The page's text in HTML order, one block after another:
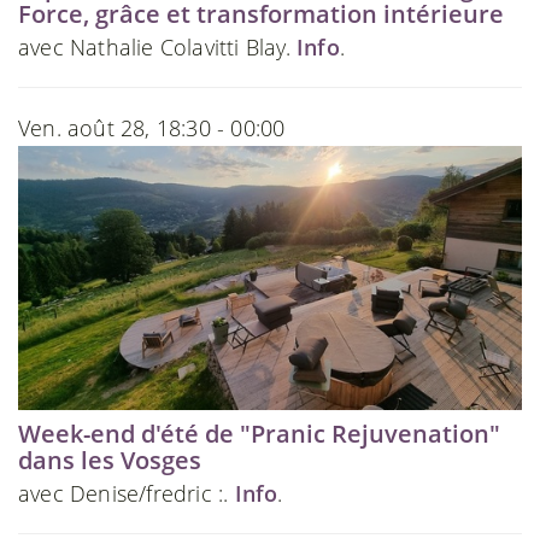
Force, grâce et transformation intérieure
avec Nathalie Colavitti Blay. Info.
Ven. août 28, 18:30 - 00:00
Week-end d'été de "Pranic Rejuvenation"
dans les Vosges
avec Denise/fredric :. Info.